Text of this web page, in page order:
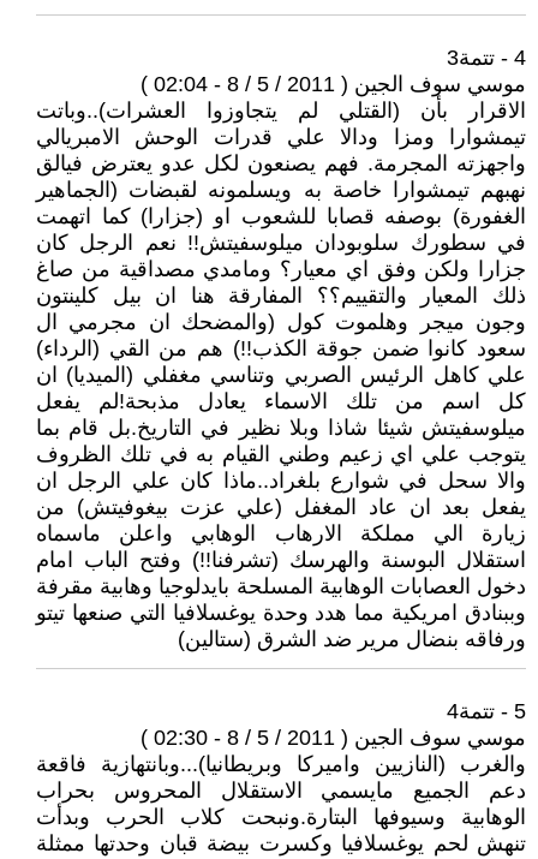
4 - تتمة3
موسي سوف الجين ( 2011 / 5 / 8 - 02:04 )
الاقرار بأن (القتلي لم يتجاوزوا العشرات)..وباتت
تيمشوارا ومزا ودالا علي قدرات الوحش الامبريالي
واجهزته المجرمة. فهم يصنعون لكل عدو يعترض فيالق
نهبهم تيمشوارا خاصة به ويسلمونه لقبضات (الجماهير
الغفورة) بوصفه قصابا للشعوب او (جزارا) كما اتهمت
في سطورك سلوبودان ميلوسفيتش!! نعم الرجل كان
جزارا ولكن وفق اي معيار؟ ومامدي مصداقية من صاغ
ذلك المعيار والتقييم؟؟ المفارقة هنا ان بيل كلينتون
وجون ميجر وهلموت كول (والمضحك ان مجرمي ال
سعود كانوا ضمن جوقة الكذب!!) هم من القي (الرداء)
علي كاهل الرئيس الصربي وتناسي مغفلي (الميديا) ان
كل اسم من تلك الاسماء يعادل مذبحة!لم يفعل
ميلوسفيتش شيئا شاذا وبلا نظير في التاريخ.بل قام بما
يتوجب علي اي زعيم وطني القيام به في تلك الظروف
والا سحل في شوارع بلغراد..ماذا كان علي الرجل ان
يفعل بعد ان عاد المغفل (علي عزت بيغوفيتش) من
زيارة الي مملكة الارهاب الوهابي واعلن ماسماه
استقلال البوسنة والهرسك (تشرفنا!!) وفتح الباب امام
دخول العصابات الوهابية المسلحة بايدلوجيا وهابية مقرفة
وببنادق امريكية مما هدد وحدة يوغسلافيا التي صنعها تيتو
ورفاقه بنضال مرير ضد الشرق (ستالين)
5 - تتمة4
موسي سوف الجين ( 2011 / 5 / 8 - 02:30 )
والغرب (النازيين واميركا وبريطانيا)...وبانتهازية فاقعة
دعم الجميع مايسمي الاستقلال المحروس بحراب
الوهابية وسيوفها البتارة.ونبحت كلاب الحرب وبدأت
تنهش لحم يوغسلافيا وكسرت بيضة قبان وحدتها ممثلة